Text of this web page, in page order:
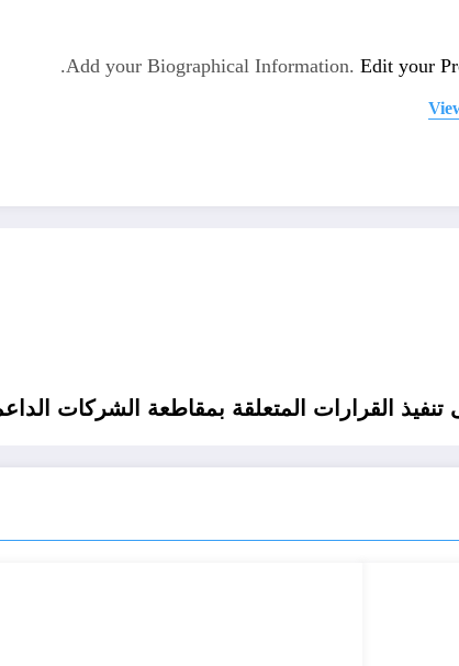
Add your Biographical Information. Edit your
تنفيذ القرارات المتعلقة بمقاطعة الشركات